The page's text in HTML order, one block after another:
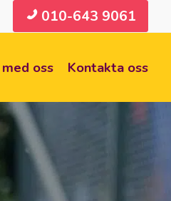
010-643 9061
oss Kontakta oss